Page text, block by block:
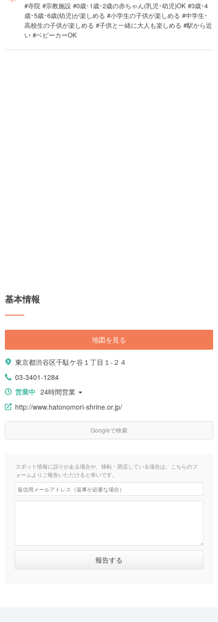
#寺院 #宗教施設 #0歳･1歳･2歳の赤ちゃん(乳児･幼児)OK #3歳･4
歳･5歳･6歳(幼児)が楽しめる #小学生の子供が楽しめる #中学生･
高校生の子供が楽しめる #子供と一緒に大人も楽しめる #駅から近
い #ベビーカーOK
基本情報
地図を見る
東京都渋谷区千駄ケ谷１丁目１-２４
03-3401-1284
営業中 24時間営業
http://www.hatonomori-shrine.or.jp/
Googleで検索
スポット情報に誤りがある場合や、移転・閉店している場合は、こちらのフ
ォームよりご報告いただけると幸いです。